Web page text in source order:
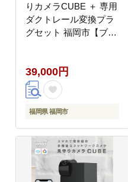
りカメラCUBE ＋ 専用
ダクトレール変換プラ
グセット 福岡市【ブラ
39,000円
福岡県 福岡市